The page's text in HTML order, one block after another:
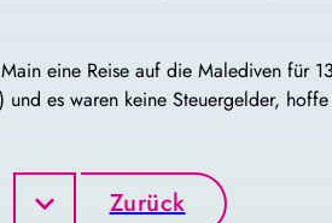
eine Reise auf die Malediven
und es waren keine Steuergelder,
Zurück